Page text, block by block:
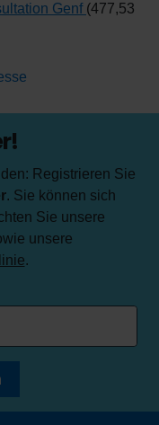
Genf (477,53
Registrieren Sie
. Sie können sich
Sie unsere
unsere
.